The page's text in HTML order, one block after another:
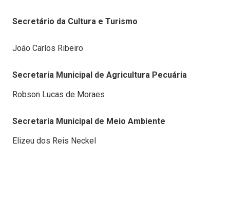
Secretário da Cultura e Turismo
João Carlos Ribeiro
Secretaria Municipal de Agricultura Pecuária
Robson Lucas de Moraes
Secretaria Municipal de Meio Ambiente
Elizeu dos Reis Neckel